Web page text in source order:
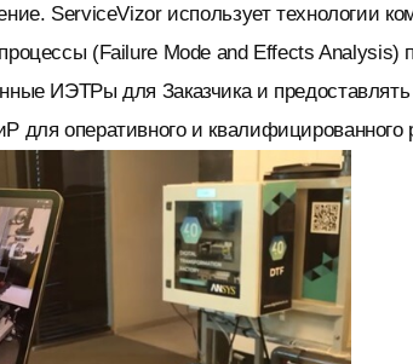
ServiceVizor использует технологии
(Failure Mode and Effects Analysis)
ИЭТРы для Заказчика и
для оперативного и квалифицированного